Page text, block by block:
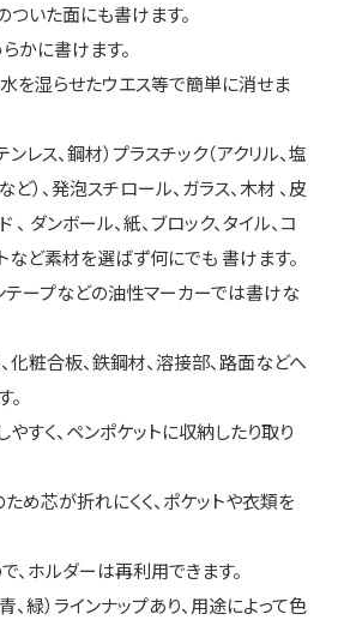
ついた面にも書けます。
かに書けます。
を湿らせたウエス等で簡単に消せま
ンレス、鋼材）プラスチック（アクリル、塩
ど）、発泡スチロール、ガラス、木材 、皮
、 ダンボール、紙、ブロック、タイル、コ
など素材を選ばず何にでも 書けます。
テープなどの油性マーカーでは書けな
化粧合板、鉄鋼材、溶接部、路面などへ
すく、ペンポケットに収納したり取り
め芯が折れにくく、ポケットや衣類を
、ホルダーは再利用できます。
青、緑）ラインナップあり、用途によって色